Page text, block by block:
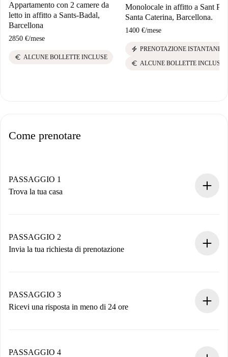
Appartamento con 2 camere da
letto in affitto a Sants-Badal,
Barcellona
2850 €/mese
euro ALCUNE BOLLETTE INCLUSE
Monolocale in affitto a Sant
Santa Caterina, Barcellona.
1400 €/mese
electric_bolt PRENOTAZIONE ISTANTANEA
euro ALCUNE BOLLETTE INCLUSE
Come prenotare
PASSAGGIO 1
Trova la tua casa
Hai tutte le informazioni necessarie in anticipo.
PASSAGGIO 2
Invia la tua richiesta di prenotazione
non accetta.
PASSAGGIO 3
Ricevi una risposta in meno di 24 ore
contatto con il proprietario.
PASSAGGIO 4